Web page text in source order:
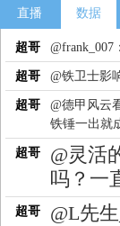
直播 数据
超哥
超哥 @铁卫士影
超哥
@德甲风云
铁锤一出就
超哥
@灵活
吗？一
超哥
@L先